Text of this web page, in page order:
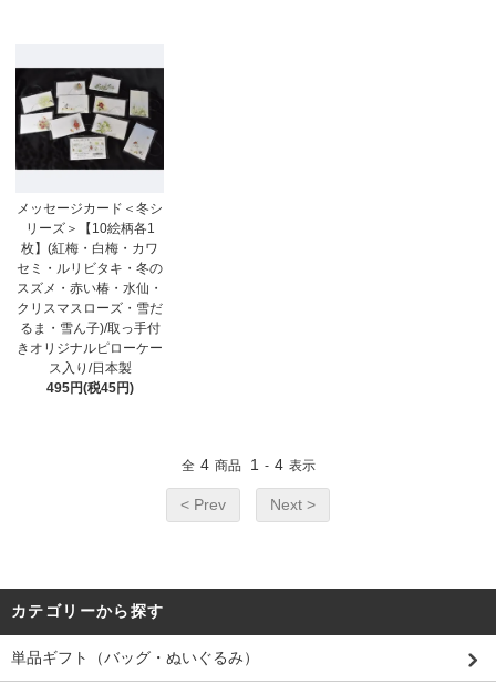
メッセージカード＜冬シ
リーズ＞【10絵柄各1
枚】(紅梅・白梅・カワ
セミ・ルリビタキ・冬の
スズメ・赤い椿・水仙・
クリスマスローズ・雪だ
るま・雪ん子)/取っ手付
きオリジナルピローケー
ス入り/日本製
495円(税45円)
全 4 商品 1 - 4 表示
< Prev Next >
カテゴリーから探す
単品ギフト（バッグ・ぬいぐるみ）